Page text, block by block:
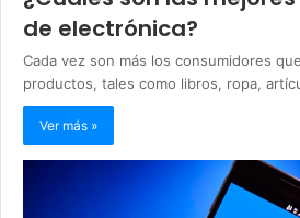
de electrónica?
Cada vez son más los consumidores
productos, tales como libros, ropa,
Ver más »